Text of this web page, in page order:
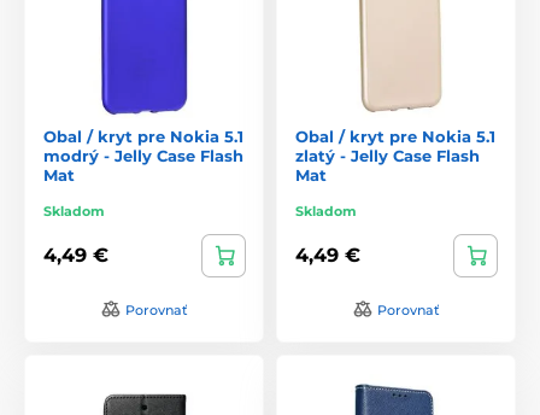
Obal / kryt pre Nokia 5.1
modrý - Jelly Case Flash
Mat
Skladom
4,49 €
Porovnať
Obal / kryt pre Nokia 5.1
zlatý - Jelly Case Flash
Mat
Skladom
4,49 €
Porovnať